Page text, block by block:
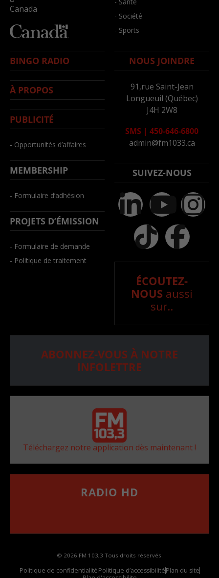
Canada
- Société
- Sports
BINGO RADIO
À PROPOS
PUBLICITÉ
- Opportunités d’affaires
MEMBERSHIP
- Formulaire d’adhésion
PROJETS D’ÉMISSION
- Formulaire de demande
- Politique de traitement
NOUS JOINDRE
91,rue Saint-Jean
Longueuil (Québec)
J4H 2W8
SMS | 450-646-6800
admin@fm1033.ca
SUIVEZ-NOUS
ÉCOUTEZ-
NOUS aussi
sur..
ABONNEZ-VOUS À NOTRE
INFOLETTRE
Téléchargez notre application dès maintenant !
RADIO HD
© 2026 FM 103,3 Tous droits réservés.
Politique de confidentialitéPolitique d’accessibilitéPlan du site